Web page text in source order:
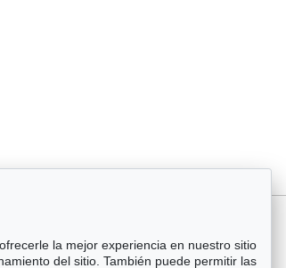
la mejor experiencia en nuestro sitio
del sitio. También puede permitir las